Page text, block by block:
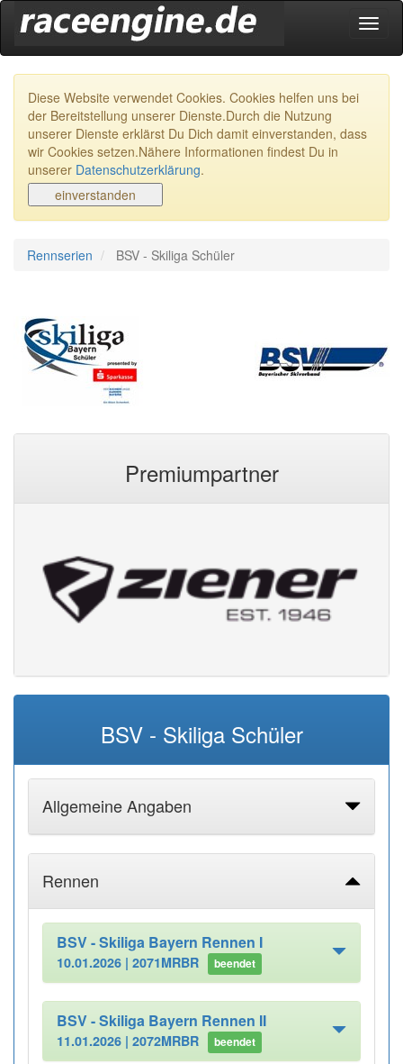
Diese Website verwendet Cookies. Cookies helfen uns bei
der Bereitstellung unserer Dienste.Durch die Nutzung
unserer Dienste erklärst Du Dich damit einverstanden, dass
wir Cookies setzen.Nähere Informationen findest Du in
unserer Datenschutzerklärung.
Rennserien BSV - Skiliga Schüler
Premiumpartner
BSV - Skiliga Schüler
Allgemeine Angaben
Rennen
BSV - Skiliga Bayern Rennen I
10.01.2026 | 2071MRBR beendet
BSV - Skiliga Bayern Rennen II
11.01.2026 | 2072MRBR beendet